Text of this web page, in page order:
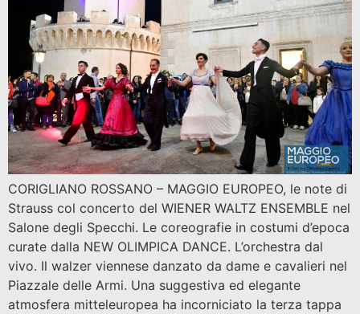
CORIGLIANO ROSSANO – MAGGIO EUROPEO, le note di
Strauss col concerto del WIENER WALTZ ENSEMBLE nel
Salone degli Specchi. Le coreografie in costumi d’epoca
curate dalla NEW OLIMPICA DANCE. L’orchestra dal
vivo. Il walzer viennese danzato da dame e cavalieri nel
Piazzale delle Armi. Una suggestiva ed elegante
atmosfera mitteleuropea ha incorniciato la terza tappa